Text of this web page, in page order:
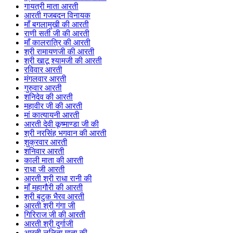
गायत्री माता आरती
आरती गजबदन विनायक
माँ बगलामुखी की आरती
राणी सती जी की आरती
माँ कालरात्रि की आरती
श्री रामायणजी की आरती
श्री खाटू श्यामजी की आरती
रविवार आरती
मंगलवार आरती
गुरुवार आरती
शनिदेव की आरती
महावीर जी की आरती
मां कात्यायनी आरती
आरती देवी कूष्माण्डा जी की
श्री नरसिंह भगवान की आरती
शुक्रवार आरती
शनिवार आरती
काली माता की आरती
राधा जी आरती
आरती श्री राधा रानी की
माँ महागौरी की आरती
श्री बटुक भैरव आरती
आरती श्री गंगा जी
गिरिराज जी की आरती
आरती श्री दुर्गाजी